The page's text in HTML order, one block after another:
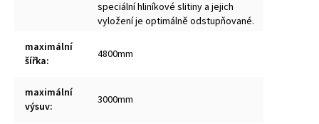
speciální hliníkové slitiny a jejich
vyložení je optimálně odstupňované.
maximální
šířka: 4800mm
maximální
výsuv: 3000mm